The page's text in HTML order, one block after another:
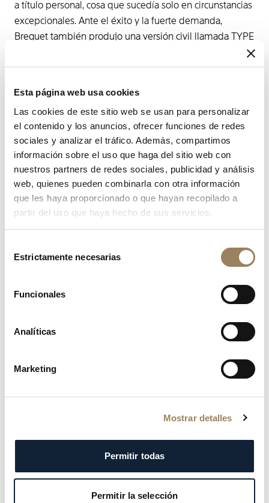
Esta página web usa cookies
Las cookies de este sitio web se usan para personalizar
el contenido y los anuncios, ofrecer funciones de redes
sociales y analizar el tráfico. Además, compartimos
información sobre el uso que haga del sitio web con
nuestros partners de redes sociales, publicidad y análisis
web, quienes pueden combinarla con otra información
que les haya proporcionado o que hayan recopilado a
partir del uso que haya hecho de sus servicios.
Estrictamente necesarias
Funcionales
Analíticas
Marketing
Mostrar detalles
Permitir todas
Permitir la selección
a título personal, cosa que sucedía solo en circunstancias
excepcionales. Ante el éxito y la fuerte demanda,
Breguet también produjo una versión civil llamada TYPE
privados y entusiastas de los cronógrafos.
denominan TYPE 20 y los civiles TYPE XX.
El TYPE XX se presentó como un reloj de aviación